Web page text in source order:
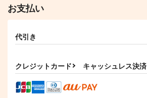
お支払い
代引き
クレジットカード キャッシュレス決済